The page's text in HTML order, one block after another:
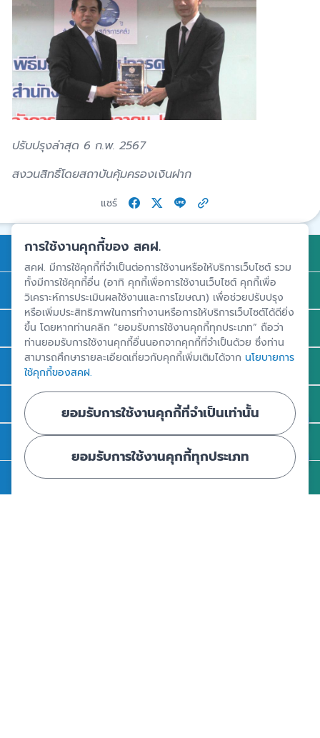
ปรับปรุงล่าสุด 6 ก.พ. 2567
สงวนสิทธิ์โดยสถาบันคุ้มครองเงินฝาก
แชร์
การคุ้มครองเงินฝาก
ถาม - ตอบ
ความรู้
ข่าวและสื่อประชาสัมพันธ์
รู้จัก สคฝ.
ติดต่อ สคฝ.
สถาบันคุ้มครองเงินฝาก
การใช้งานคุกกี้ของ สคฝ.
สคฝ. มีการใช้คุกกี้ที่จำเป็นต่อการใช้งานหรือให้บริการเว็บไซต์ รวม
ทั้งมีการใช้คุกกี้อื่น (อาทิ คุกกี้เพื่อการใช้งานเว็บไซต์ คุกกี้เพื่อ
วิเคราะห์การประเมินผลใช้งานและการโฆษณา) เพื่อช่วยปรับปรุง
หรือเพิ่มประสิทธิภาพในการทำงานหรือการให้บริการเว็บไซต์ได้ดียิ่ง
ขึ้น โดยหากท่านคลิก “ยอมรับการใช้งานคุกกี้ทุกประเภท” ถือว่า
ท่านยอมรับการใช้งานคุกกี้อื่นนอกจากคุกกี้ที่จำเป็นด้วย ซึ่งท่าน
สามารถศึกษารายละเอียดเกี่ยวกับคุกกี้เพิ่มเติมได้จาก นโยบายการ
ใช้คุกกี้ของสคฝ.
ยอมรับการใช้งานคุกกี้ที่จำเป็นเท่านั้น
ยอมรับการใช้งานคุกกี้ทุกประเภท